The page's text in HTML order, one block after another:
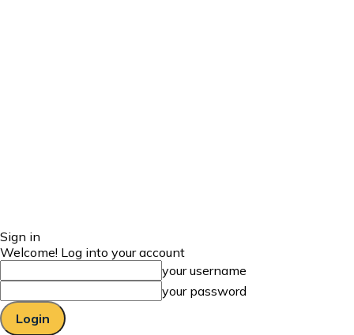
Sign in
Welcome! Log into your account
your username
your password